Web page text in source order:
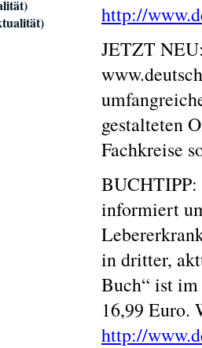
http://
JETZT
gestalteten
Fachkreise
BUCHTIPP:
informiert
in dritter,
Buch“ ist
16,99 Euro.
http://